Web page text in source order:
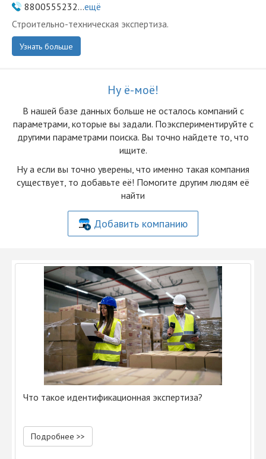
8800555232...ещё
Строительно-техническая экспертиза.
Узнать больше
Ну ё-моё!
В нашей базе данных больше не осталоcь компаний с
параметрами, которые вы задали. Поэкспериментируйте с
другими параметрами поиска. Вы точно найдете то, что
ищите.
Ну а если вы точно уверены, что именно такая компания
существует, то добавьте её! Помогите другим людям её
найти
Добавить компанию
Что такое идентификационная экспертиза?
Подробнее >>